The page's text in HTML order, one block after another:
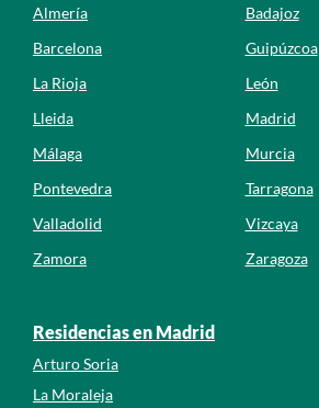
Almería
Badajoz
Barcelona
Guipúzcoa
La Rioja
León
Lleida
Madrid
Málaga
Murcia
Pontevedra
Tarragona
Valladolid
Vizcaya
Zamora
Zaragoza
Residencias en Madrid
Arturo Soria
La Moraleja